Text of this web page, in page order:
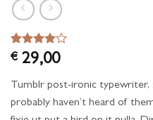
Waardering
op 5
op
3
klantbeoordelingen
€ 29,00
Tumblr post-ironic typewriter,
probably haven’t heard of